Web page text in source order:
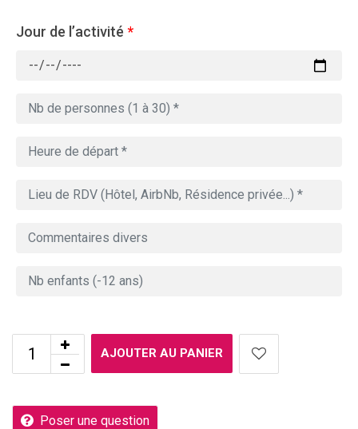
Jour de l’activité *
AJOUTER AU PANIER
Poser une question